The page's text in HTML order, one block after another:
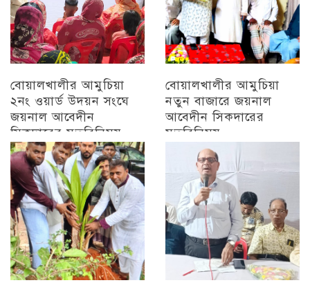
বোয়ালখালীর আমুচিয়া
২নং ওয়ার্ড উদয়ন সংঘে
জয়নাল আবেদীন
সিকদারের মতবিনিময়
অন্যান্য
বোয়ালখালীর আমুচিয়া
নতুন বাজারে জয়নাল
আবেদীন সিকদারের
মতবিনিময়
চট্টগ্রাম